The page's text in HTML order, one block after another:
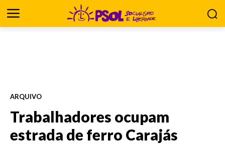
ARQUIVO
Trabalhadores ocupam
estrada de ferro Carajás